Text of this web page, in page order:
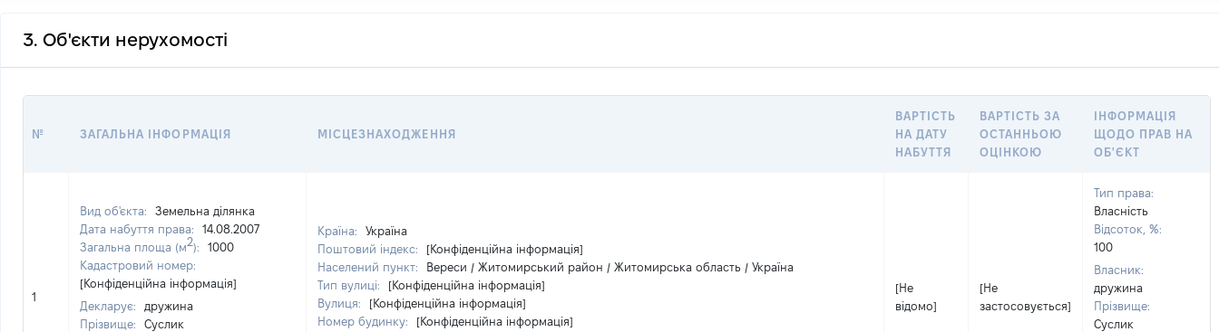
3. Об'єкти нерухомості
№ ЗАГАЛЬНА ІНФОРМАЦІЯ МІСЦЕЗНАХОДЖЕННЯ
ВАРТІСТЬ
НА ДАТУ
НАБУТТЯ
ВАРТІСТЬ ЗА
ОСТАННЬОЮ
ОЦІНКОЮ
ІНФОРМАЦІЯ
ЩОДО ПРАВ НА
ОБ'ЄКТ
1
Вид об'єкта:
Земельна ділянка
Дата набуття права:
14.08.2007
Загальна площа (м2):
1000
Кадастровий номер:
[Конфіденційна інформація]
Декларує:
дружина
Прізвище:
Суслик
Країна:
Україна
Поштовий індекс:
[Конфіденційна інформація]
Населений пункт:
Вереси / Житомирський район / Житомирська область / Україна
Тип вулиці:
[Конфіденційна інформація]
Вулиця:
[Конфіденційна інформація]
Номер будинку:
[Конфіденційна інформація]
[Не
відомо]
[Не
застосовується]
Тип права:
Власність
Відсоток, %:
100
Власник:
дружина
Прізвище:
Суслик